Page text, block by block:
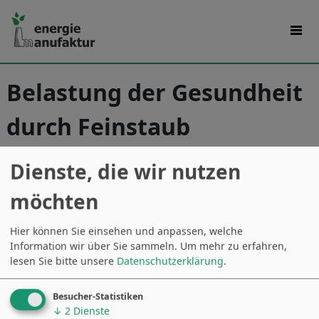
Belastung der Gesundheit
durch Feinstaub
Dienste, die wir nutzen
möchten
Hier können Sie einsehen und anpassen, welche
Information wir über Sie sammeln. Um mehr zu erfahren,
lesen Sie bitte unsere Datenschutzerklärung.
Besucher-Statistiken
↓ 2 Dienste